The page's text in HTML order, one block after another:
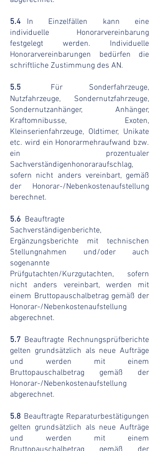
5.4
In Einzelfällen kann eine
individuelle Honorarvereinbarung
festgelegt werden. Individuelle
Honorarvereinbarungen bedürfen die
schriftliche Zustimmung des AN.
5.5
Für Sonderfahrzeuge,
Nutzfahrzeuge, Sondernutzfahrzeuge,
Sondernutzanhänger, Anhänger,
Kraftomnibusse, Exoten,
Kleinserienfahrzeuge, Oldtimer, Unikate
etc. wird ein Honorarmehraufwand bzw.
ein prozentualer
Sachverständigenhonoraraufschlag,
sofern nicht anders vereinbart, gemäß
der Honorar-/Nebenkostenaufstellung
berechnet.
5.6 Beauftragte
Sachverständigenberichte,
Ergänzungsberichte mit technischen
Stellungnahmen und/oder auch
sogenannte
Prüfgutachten/Kurzgutachten, sofern
nicht anders vereinbart, werden mit
einem Bruttopauschalbetrag gemäß der
Honorar-/Nebenkostenaufstellung
abgerechnet.
5.7 Beauftragte Rechnungsprüfberichte
gelten grundsätzlich als neue Aufträge
und werden mit einem
Bruttopauschalbetrag gemäß der
Honorar-/Nebenkostenaufstellung
abgerechnet.
5.8 Beauftragte Reparaturbestätigungen
gelten grundsätzlich als neue Aufträge
und werden mit einem